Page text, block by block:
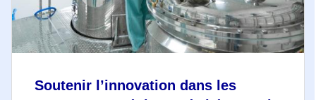
Soutenir l’innovation dans les